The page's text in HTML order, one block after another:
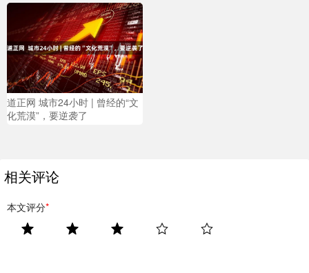
道正网 城市24小时 | 曾经的“文
化荒漠”，要逆袭了
相关评论
本文评分*